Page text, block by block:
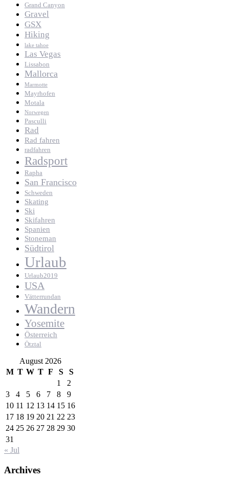
Grand Canyon
Gravel
GSX
Hiking
lake tahoe
Las Vegas
Lissabon
Mallorca
Marmotte
Mayrhofen
Motala
Norwegen
Pasculli
Rad
Rad fahren
radfahren
Radsport
Rapha
San Francisco
Schweden
Skating
Ski
Skifahren
Spanien
Stoneman
Südtirol
Urlaub
Urlaub2019
USA
Vätterrundan
Wandern
Yosemite
Österreich
Ötztal
August 2026
M T W T F S
S
1
2
3
4 5 6 7 8
9
10 11 12 13 14 15 16
17 18 19 20 21 22 23
24 25 26 27 28 29 30
31
« Jul
Archives